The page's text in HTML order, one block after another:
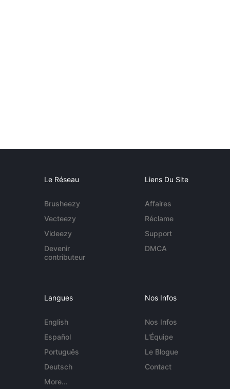
Le Réseau
Brusheezy
Vecteezy
Videezy
Devenir
contributeur
Liens Du Site
Affaires
Réclame
Support
DMCA
Langues
English
Español
Português
Deutsch
More...
Nos Infos
Nos Infos
L'Équipe
Le Blogue
Contact